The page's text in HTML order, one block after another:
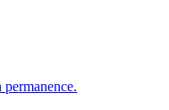
permanence.